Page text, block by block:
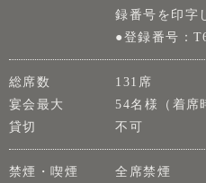
録番号を印字
●登録番号：
総席数
131席
宴会最大
54名様（着席
貸切
不可
禁煙・喫煙
全席禁煙